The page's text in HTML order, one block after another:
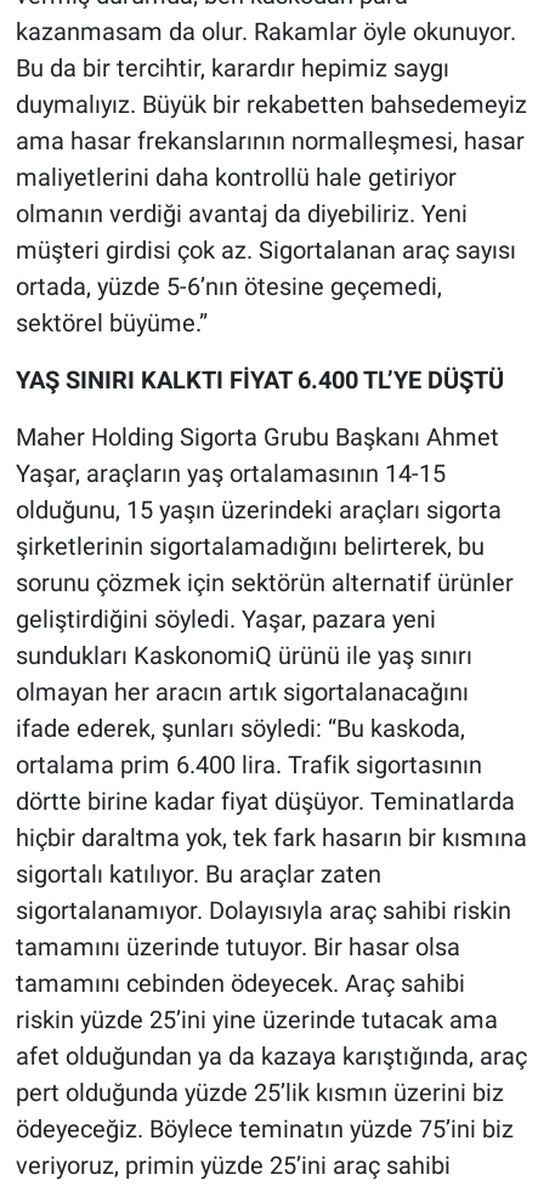
kazanmasam da olur. Rakamlar öyle okunuyor.
Bu da bir tercihtir, karardır hepimiz saygı
duymalıyız. Büyük bir rekabetten bahsedemeyiz
ama hasar frekanslarının normalleşmesi, hasar
maliyetlerini daha kontrollü hale getiriyor
olmanın verdiği avantaj da diyebiliriz. Yeni
müşteri girdisi çok az. Sigortalanan araç sayısı
ortada, yüzde 5-6’nın ötesine geçemedi,
sektörel büyüme.”
YAŞ SINIRI KALKTI FİYAT 6.400 TL’YE DÜŞTÜ
Maher Holding Sigorta Grubu Başkanı Ahmet
Yaşar, araçların yaş ortalamasının 14-15
olduğunu, 15 yaşın üzerindeki araçları sigorta
şirketlerinin sigortalamadığını belirterek, bu
sorunu çözmek için sektörün alternatif ürünler
geliştirdiğini söyledi. Yaşar, pazara yeni
sundukları KaskonomiQ ürünü ile yaş sınırı
olmayan her aracın artık sigortalanacağını
ifade ederek, şunları söyledi: “Bu kaskoda,
ortalama prim 6.400 lira. Trafik sigortasının
dörtte birine kadar fiyat düşüyor. Teminatlarda
hiçbir daraltma yok, tek fark hasarın bir kısmına
sigortalı katılıyor. Bu araçlar zaten
sigortalanamıyor. Dolayısıyla araç sahibi riskin
tamamını üzerinde tutuyor. Bir hasar olsa
tamamını cebinden ödeyecek. Araç sahibi
riskin yüzde 25’ini yine üzerinde tutacak ama
afet olduğundan ya da kazaya karıştığında, araç
pert olduğunda yüzde 25’lik kısmın üzerini biz
ödeyeceğiz. Böylece teminatın yüzde 75’ini biz
veriyoruz, primin yüzde 25’ini araç sahibi